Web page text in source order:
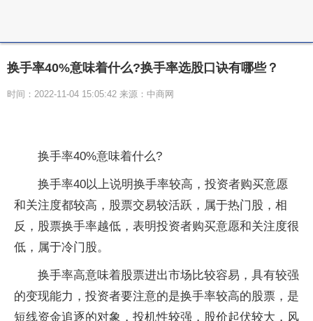
换手率40%意味着什么?换手率选股口诀有哪些？
时间：2022-11-04 15:05:42 来源：中商网
换手率40%意味着什么?
换手率40以上说明换手率较高，投资者购买意愿
和关注度都较高，股票交易较活跃，属于热门股，相
反，股票换手率越低，表明投资者购买意愿和关注度很
低，属于冷门股。
换手率高意味着股票进出市场比较容易，具有较强
的变现能力，投资者要注意的是换手率较高的股票，是
短线资金追逐的对象，投机性较强，股价起伏较大，风